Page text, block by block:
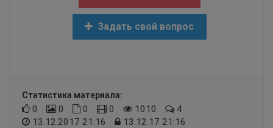
Задать свой вопрос
Статистика материала:
0 0 0 0 1010
4
13.12.2017 21:16
13.12.17 21:16